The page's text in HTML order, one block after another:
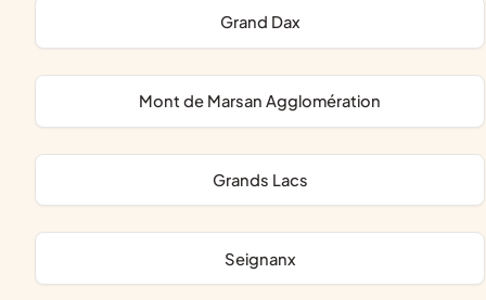
Grand Dax
Mont de Marsan Agglomération
Grands Lacs
Seignanx